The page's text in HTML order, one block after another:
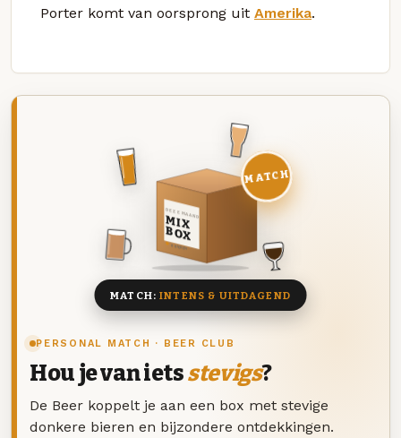
Porter komt van oorsprong uit Amerika.
PERSONAL MATCH · BEER CLUB
Hou je van ietsstevigs?
De Beer koppelt je aan een box met stevige
donkere bieren en bijzondere ontdekkingen.
DEZE MAAND
MIX
BOX
8 BIEREN
MATCH
MATCH:INTENS & UITDAGEND